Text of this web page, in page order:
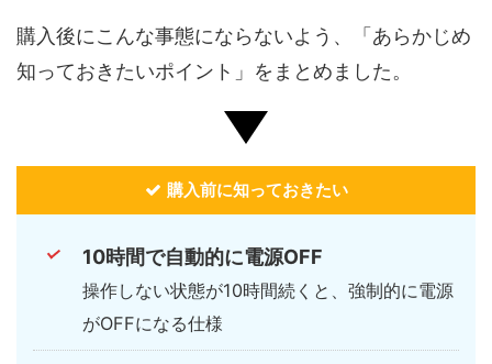
購入後にこんな事態にならないよう、「あらかじめ
知っておきたいポイント」をまとめました。
購入前に知っておきたい
10時間で自動的に電源OFF
操作しない状態が10時間続くと、強制的に電源
がOFFになる仕様